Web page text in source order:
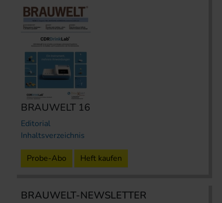
BRAUWELT 16
Editorial
Inhaltsverzeichnis
Probe-Abo Heft kaufen
BRAUWELT-NEWSLETTER